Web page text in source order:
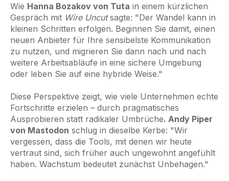
Wie Hanna Bozakov von Tuta in einem kürzlichen
Gespräch mit Wire Uncutsagte: "Der Wandel kann in
kleinen Schritten erfolgen. Beginnen Sie damit, einen
neuen Anbieter für Ihre sensibelste Kommunikation
zu nutzen, und migrieren Sie dann nach und nach
weitere Arbeitsabläufe in eine sichere Umgebung
oder leben Sie auf eine hybride Weise."
Diese Perspektive zeigt, wie viele Unternehmen echte
Fortschritte erzielen – durch pragmatisches
Ausprobieren statt radikaler Umbrüche. Andy Piper
von Mastodon schlug in dieselbe Kerbe: "Wir
vergessen, dass die Tools, mit denen wir heute
vertraut sind, sich früher auch ungewohnt angefühlt
haben. Wachstum bedeutet zunächst Unbehagen."